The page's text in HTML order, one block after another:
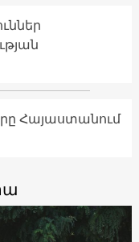
Հայաստանում